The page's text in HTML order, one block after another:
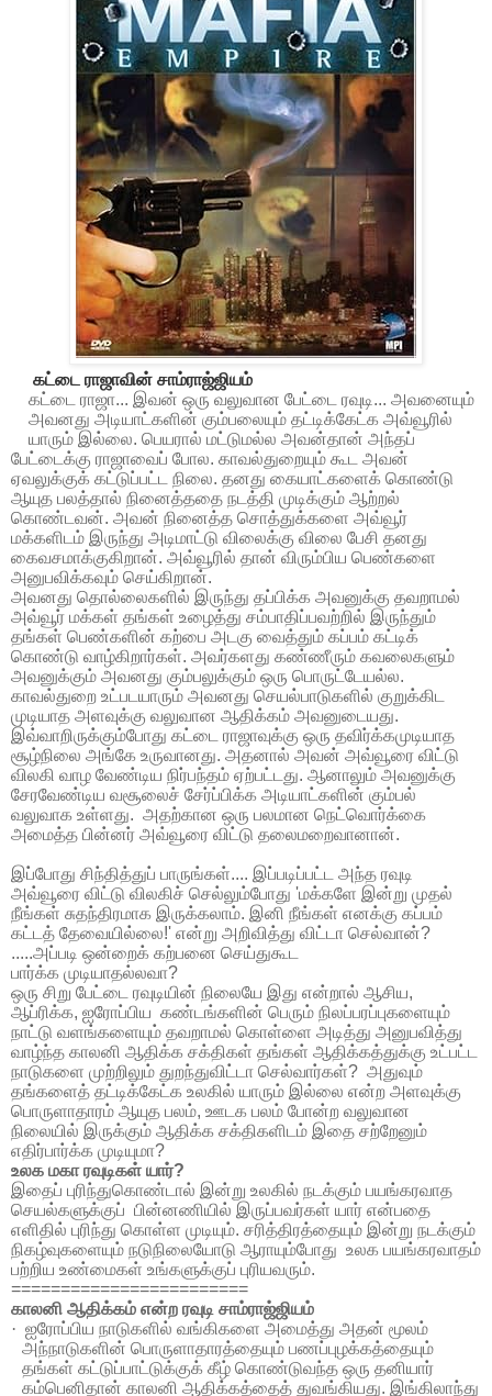
கட்டை ராஜாவின் சாம்ராஜ்ஜியம்
கட்டை
ராஜா... இவன் ஒரு வலுவான பேட்டை ரவுடி... அவனையும்
அவனது அடியாட்களின் கும்பலையும் தட்டிக்கேட்க அவ்வூரில்
யாரும் இல்லை. பெயரால் மட்டுமல்ல அவன்தான் அந்தப்
பேட்டைக்கு ராஜாவைப் போல. காவல்துறையும் கூட
அவன்
ஏவலுக்குக் கட்டுப்பட்ட நிலை. தனது கையாட்களைக் கொண்டு
ஆயுத பலத்தால் நினைத்ததை நடத்தி முடிக்கும் ஆற்றல்
கொண்டவன். அவன் நினைத்த சொத்துக்களை அவ்வூர்
மக்களிடம் இருந்து அடிமாட்டு விலைக்கு விலை பேசி தனது
கைவசமாக்குகிறான். அவ்வூரில் தான் விரும்பிய பெண்களை
அனுபவிக்கவும் செய்கிறான்.
அவனது தொல்லைகளில் இருந்து தப்பிக்க அவனுக்கு தவறாமல்
அவ்வூர் மக்கள் தங்கள் உழைத்து சம்பாதிப்பவற்றில் இருந்தும்
தங்கள் பெண்களின் கற்பை அடகு வைத்தும் கப்பம் கட்டிக்
கொண்டு வாழ்கிறார்கள். அவர்களது கண்ணீரும் கவலைகளும்
அவனுக்கும் அவனது கும்பலுக்கும் ஒரு பொருட்டேயல்ல.
காவல்துறை உட்படயாரும் அவனது செயல்பாடுகளில் குறுக்கிட
முடியாத அளவுக்கு வலுவான ஆதிக்கம் அவனுடையது.
இவ்வாறிருக்கும்போது கட்டை ராஜாவுக்கு ஒரு தவிர்க்கமுடியாத
சூழ்நிலை அங்கே உருவானது. அதனால் அவன் அவ்வூரை விட்டு
விலகி வாழ வேண்டிய நிர்பந்தம் ஏற்பட்டது. ஆனாலும் அவனுக்கு
சேரவேண்டிய வசூலைச் சேர்ப்பிக்க அடியாட்களின் கும்பல்
வலுவாக உள்ளது. அதற்கான ஒரு பலமான நெட்வொர்க்கை
அமைத்த பின்னர் அவ்வூரை விட்டு தலைமறைவானான்.
இப்போது சிந்தித்துப் பாருங்கள்.... இப்படிப்பட்ட அந்த ரவுடி
அவ்வூரை விட்டு விலகிச் செல்லும்போது 'மக்களே இன்று முதல்
நீங்கள் சுதந்திரமாக இருக்கலாம். இனி நீங்கள் எனக்கு கப்பம்
கட்டத் தேவையில்லை!' என்று அறிவித்து விட்டா செல்வான்?
.....அப்படி ஒன்றைக் கற்பனை செய்துகூட
பார்க்க முடியாதல்லவா?
ஒரு சிறு பேட்டை ரவுடியின் நிலையே இது என்றால் ஆசிய,
ஆப்ரிக்க, ஐரோப்பிய கண்டங்களின் பெரும் நிலப்பரப்புகளையும்
நாட்டு வளங்களையும் தவறாமல் கொள்ளை அடித்து அனுபவித்து
வாழ்ந்த காலனி ஆதிக்க சக்திகள் தங்கள் ஆதிக்கத்துக்கு உட்பட்ட
நாடுகளை முற்றிலும் துறந்துவிட்டா செல்வார்கள்? அதுவும்
தங்களைத் தட்டிக்கேட்க உலகில் யாரும் இல்லை என்ற அளவுக்கு
பொருளாதாரம் ஆயுத பலம், ஊடக பலம் போன்ற வலுவான
நிலையில் இருக்கும் ஆதிக்க சக்திகளிடம் இதை சற்றேனும்
எதிர்பார்க்க முடியுமா?
உலக மகா ரவுடிகள் யார்?
இதைப் புரிந்துகொண்டால் இன்று உலகில் நடக்கும் பயங்கரவாத
செயல்களுக்குப் பின்னணியில் இருப்பவர்கள் யார் என்பதை
எளிதில் புரிந்து கொள்ள முடியும். சரித்திரத்தையும் இன்று நடக்கும்
நிகழ்வுகளையும் நடுநிலையோடு ஆராயும்போது உலக பயங்கரவாதம்
பற்றிய உண்மைகள் உங்களுக்குப் புரியவரும்.
========================
காலனி ஆதிக்கம் என்ற ரவுடி சாம்ராஜ்ஜியம்
· ஐரோப்பிய நாடுகளில் வங்கிகளை அமைத்து அதன் மூலம்
அந்நாடுகளின் பொருளாதாரத்தையும் பணப்புழக்கத்தையும்
தங்கள் கட்டுப்பாட்டுக்குக் கீழ் கொண்டுவந்த ஒரு தனியார்
கம்பெனிதான் காலனி ஆதிக்கத்தைத் துவங்கியது. இங்கிலாந்து